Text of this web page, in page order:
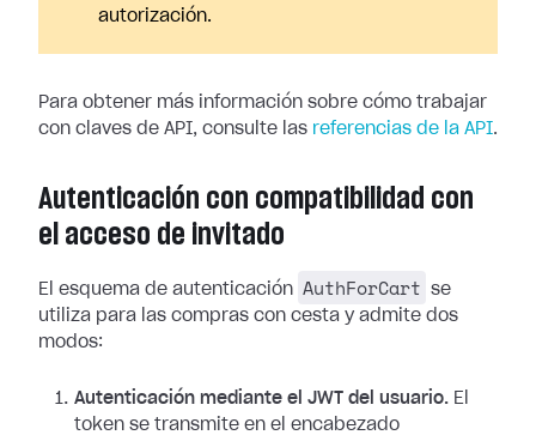
autorización.
Para obtener más información sobre cómo trabajar
con claves de API, consulte las referencias de la API.
Autenticación con compatibilidad con
el acceso de invitado
El esquema de autenticación AuthForCart
se
utiliza para las compras con cesta y admite dos
modos:
Autenticación mediante el JWT del usuario. El
token se transmite en el encabezado